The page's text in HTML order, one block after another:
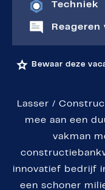
Techniek
Bewaar deze
Lasser /
mee aan een
vakman
innovatief bedrijf
een schoner